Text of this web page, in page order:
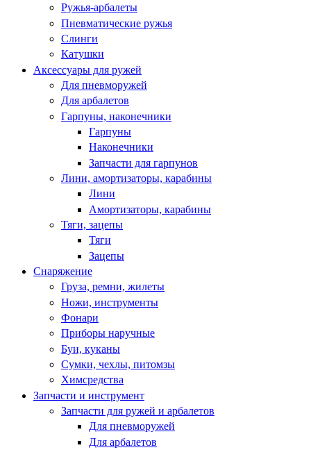
Ружья-арбалеты
Пневматические ружья
Слинги
Катушки
Аксессуары для ружей
Для пневморужей
Для арбалетов
Гарпуны, наконечники
Гарпуны
Наконечники
Запчасти для гарпунов
Лини, амортизаторы, карабины
Лини
Амортизаторы, карабины
Тяги, зацепы
Тяги
Зацепы
Снаряжение
Груза, ремни, жилеты
Ножи, инструменты
Фонари
Приборы наручные
Буи, куканы
Сумки, чехлы, питомзы
Химсредства
Запчасти и инструмент
Запчасти для ружей и арбалетов
Для пневморужей
Для арбалетов